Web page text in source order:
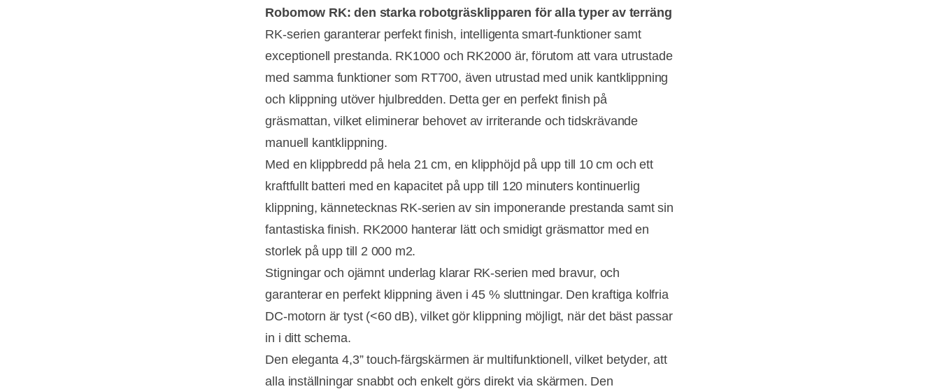
Robomow RK: den starka robotgräsklipparen för alla typer av terräng
RK-serien garanterar perfekt finish, intelligenta smart-funktioner samt
exceptionell prestanda. RK1000 och RK2000 är, förutom att vara utrustade
med samma funktioner som RT700, även utrustad med unik kantklippning
och klippning utöver hjulbredden. Detta ger en perfekt finish på
gräsmattan, vilket eliminerar behovet av irriterande och tidskrävande
manuell kantklippning.
Med en klippbredd på hela 21 cm, en klipphöjd på upp till 10 cm och ett
kraftfullt batteri med en kapacitet på upp till 120 minuters kontinuerlig
klippning, kännetecknas RK-serien av sin imponerande prestanda samt sin
fantastiska finish. RK2000 hanterar lätt och smidigt gräsmattor med en
storlek på upp till 2 000 m2.
Stigningar och ojämnt underlag klarar RK-serien med bravur, och
garanterar en perfekt klippning även i 45 % sluttningar. Den kraftiga kolfria
DC-motorn är tyst (<60 dB), vilket gör klippning möjligt, när det bäst passar
in i ditt schema.
Den eleganta 4,3” touch-färgskärmen är multifunktionell, vilket betyder, att
alla inställningar snabbt och enkelt görs direkt via skärmen. Den